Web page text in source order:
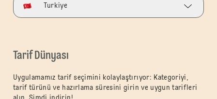
Turkiye
Tarif Dünyası
Uygulamamız tarif seçimini kolaylaştırıyor: Kategoriyi,
tarif türünü ve hazırlama süresini girin ve uygun tarifleri